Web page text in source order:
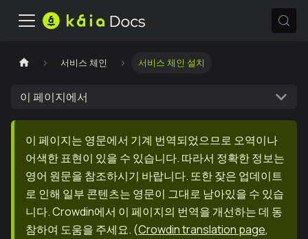
서비스 체인 서비스 체인 설치
이 페이지에서
이 페이지는 영문에서 기계 번역되었으므로 오역이나
어색한 표현이 있을 수 있습니다. 따라서 정확한 정보는
영어 원문을 참조하시기 바랍니다. 또한 잦은 업데이트
로 인해 일부 콘텐츠는 영문이 그대로 남아있을 수 있습
니다. Crowdin에서 이 페이지의 번역을 개선하는 데 동
참하여 도움을 주세요. (Crowdin translation page,